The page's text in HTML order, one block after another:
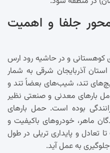
جلفا و اهمیت
کوهستانی و در حاشیه رود ارس
استان آذربایجان شرقی به شمار
تند، شیب‌های بعضاً تند و
بارهای معدنی و صنعتی نظیر
بوده است. حمل بارهای
ماهر، خودروهای باکیفیت و
تعادل و پایداری تریلی در طول
به عمل آید.